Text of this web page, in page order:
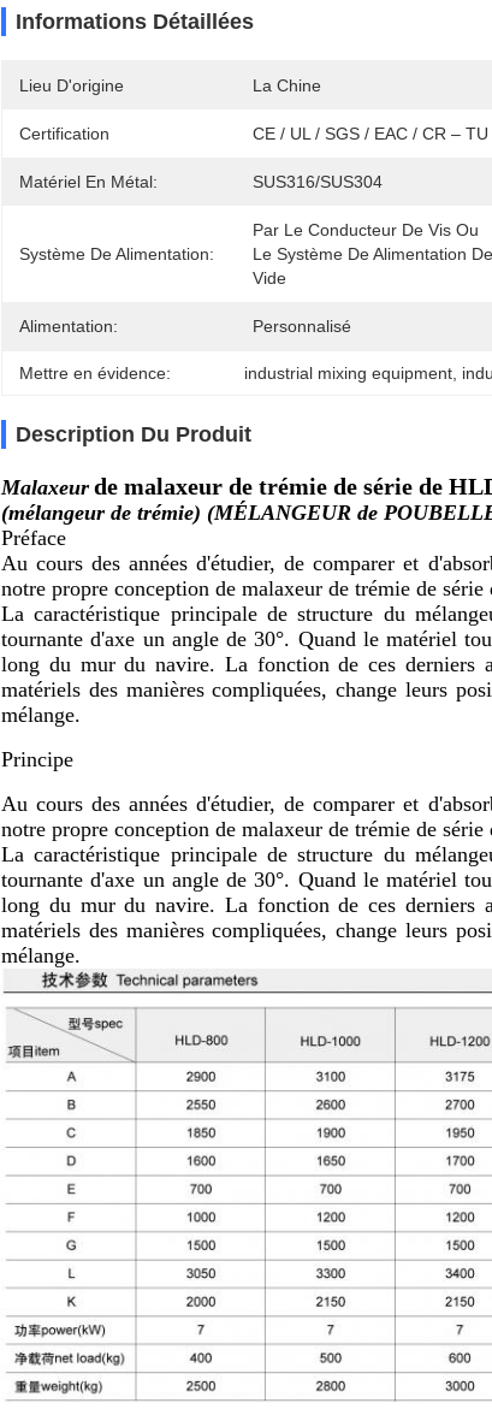
Informations Détaillées
Lieu D'origine La Chine
Certification CE / UL / SGS / EAC / CR – TU
Matériel En Métal: SUS316/SUS304
Système De Alimentation:
Par Le Conducteur De Vis Ou
Le Système De Alimentation De
Vide
Alimentation: Personnalisé
Mettre en évidence: industrial mixing equipment
Description Du Produit
Malaxeur de malaxeur de trémie de série de
(mélangeur de trémie) (MÉLANGEUR de
Préface
Au cours des années d'étudier, de comparer et
notre propre conception de malaxeur de trémie de
La caractéristique principale de structure du
tournante d'axe un angle de 30°. Quand le matériel
long du mur du navire. La fonction de ces derniers
matériels des manières compliquées, change leurs
mélange.
Principe
Au cours des années d'étudier, de comparer et
notre propre conception de malaxeur de trémie de
La caractéristique principale de structure du
tournante d'axe un angle de 30°. Quand le matériel
long du mur du navire. La fonction de ces derniers
matériels des manières compliquées, change leurs
mélange.